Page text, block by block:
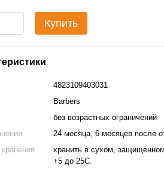
Купить
4823109403031
Barbers
без возрастных ограничений
24 месяца, 6 месяцев после
хранить в сухом,
+5 до 25С.